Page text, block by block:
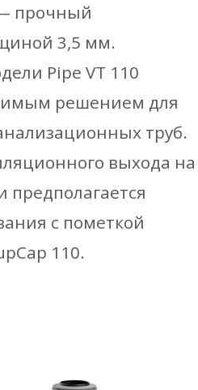
прочный
3,5 мм.
Pipe VT 110
решением для
труб.
выхода на
предполагается
с пометкой
110.